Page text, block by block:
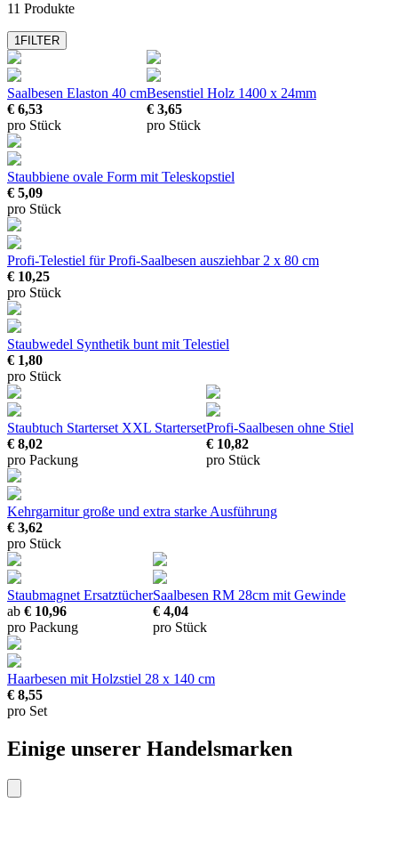
11 Produkte
1FILTER
Saalbesen Elaston 40 cm
€ 6,53
pro Stück
Besenstiel Holz 1400 x 24mm
€ 3,65
pro Stück
Staubbiene ovale Form mit Teleskopstiel
€ 5,09
pro Stück
Profi-Telestiel für Profi-Saalbesen ausziehbar 2 x 80 cm
€ 10,25
pro Stück
Staubwedel Synthetik bunt mit Telestiel
€ 1,80
pro Stück
Staubtuch Starterset XXL Starterset
€ 8,02
pro Packung
Profi-Saalbesen ohne Stiel
€ 10,82
pro Stück
Kehrgarnitur große und extra starke Ausführung
€ 3,62
pro Stück
Staubmagnet Ersatztücher
ab € 10,96
pro Packung
Saalbesen RM 28cm mit Gewinde
€ 4,04
pro Stück
Haarbesen mit Holzstiel 28 x 140 cm
€ 8,55
pro Set
Einige unserer Handelsmarken